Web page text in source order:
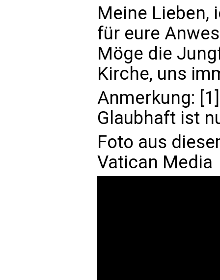
Meine Lieben,
für eure
Möge die
Kirche, uns
Anmerkung:
Glaubhaft ist
Foto aus
Vatican Media